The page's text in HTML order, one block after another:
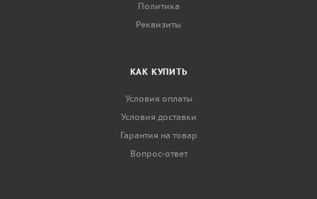
Политика
Реквизиты
КАК КУПИТЬ
Условия оплаты
Условия доставки
Гарантия на товар
Вопрос-ответ